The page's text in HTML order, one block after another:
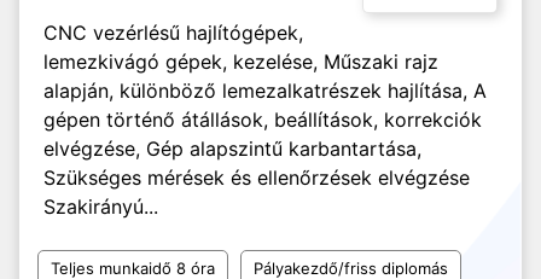
CNC vezérlésű hajlítógépek,
lemezkivágó gépek, kezelése, Műszaki rajz
alapján, különböző lemezalkatrészek hajlítása, A
gépen történő átállások, beállítások, korrekciók
elvégzése, Gép alapszintű karbantartása,
Szükséges mérések és ellenőrzések elvégzése
Szakirányú...
Teljes munkaidő 8 óra Pályakezdő/friss diplomás